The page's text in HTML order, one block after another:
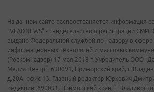
На данном сайте распространяется информация
"VLADNEWS" - свидетельство о регистрации
выдано Федеральной службой по надзору в сфере
информационных технологий и массовых
(Роскомнадзор) 17 мая 2018 г. Учредитель ООО
Медиа Центр". 690091, Приморский край, г.
д.20А, офис 13. Главный редактор Юркевич
редакции: 690091, Приморский край, г.